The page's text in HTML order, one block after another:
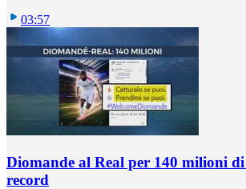
03:57
Diomande al Real per 140 milioni
record